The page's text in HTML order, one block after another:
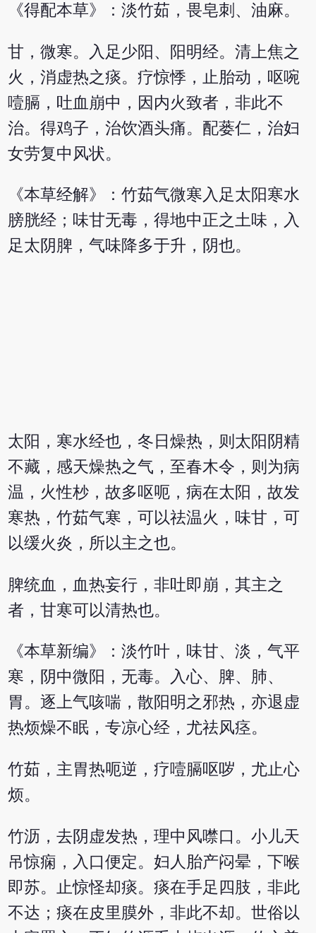
《得配本草》：淡竹茹，畏皂刺、油麻。
甘，微寒。入足少阳、阳明经。清上焦之
火，消虚热之痰。疗惊悸，止胎动，呕啘
噎膈，吐血崩中，因内火致者，非此不
治。得鸡子，治饮酒头痛。配蒌仁，治妇
女劳复中风状。
《本草经解》：竹茹气微寒入足太阳寒水
膀胱经；味甘无毒，得地中正之土味，入
足太阴脾，气味降多于升，阴也。
太阳，寒水经也，冬日燥热，则太阳阴精
不藏，感天燥热之气，至春木令，则为病
温，火性杪，故多呕呃，病在太阳，故发
寒热，竹茹气寒，可以祛温火，味甘，可
以缓火炎，所以主之也。
脾统血，血热妄行，非吐即崩，其主之
者，甘寒可以清热也。
《本草新编》：淡竹叶，味甘、淡，气平
寒，阴中微阳，无毒。入心、脾、肺、
胃。逐上气咳喘，散阳明之邪热，亦退虚
热烦燥不眠，专凉心经，尤祛风痉。
竹茹，主胃热呃逆，疗噎膈呕哕，尤止心
烦。
竹沥，去阴虚发热，理中风噤口。小儿天
吊惊痫，入口便定。妇人胎产闷晕，下喉
即苏。止惊怪却痰。痰在手足四肢，非此
不达；痰在皮里膜外，非此不却。世俗以